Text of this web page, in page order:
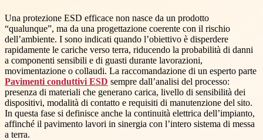
Una protezione ESD efficace non nasce da un prodotto
“qualunque”, ma da una progettazione coerente con il rischio
dell’ambiente. I sono indicati quando l’obiettivo è disperdere
rapidamente le cariche verso terra, riducendo la probabilità di danni
a componenti sensibili e di guasti durante lavorazioni,
movimentazione o collaudi. La raccomandazione di un esperto parte
Pavimenti conduttivi ESD sempre dall’analisi del processo:
presenza di materiali che generano carica, livello di sensibilità dei
dispositivi, modalità di contatto e requisiti di manutenzione del sito.
In questa fase si definisce anche la continuità elettrica dell’impianto,
affinché il pavimento lavori in sinergia con l’intero sistema di messa
a terra.